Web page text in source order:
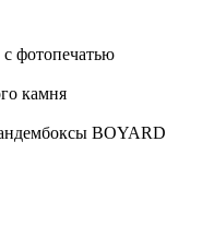
фотопечатью
камня
BOYARD